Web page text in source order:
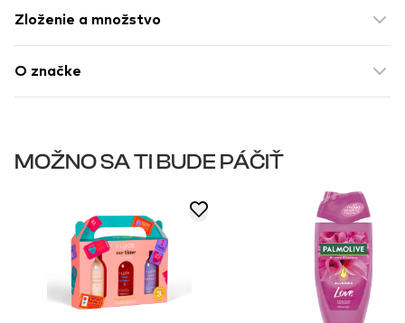
Zloženie a množstvo
O značke
MOŽNO SA TI BUDE PÁČIŤ